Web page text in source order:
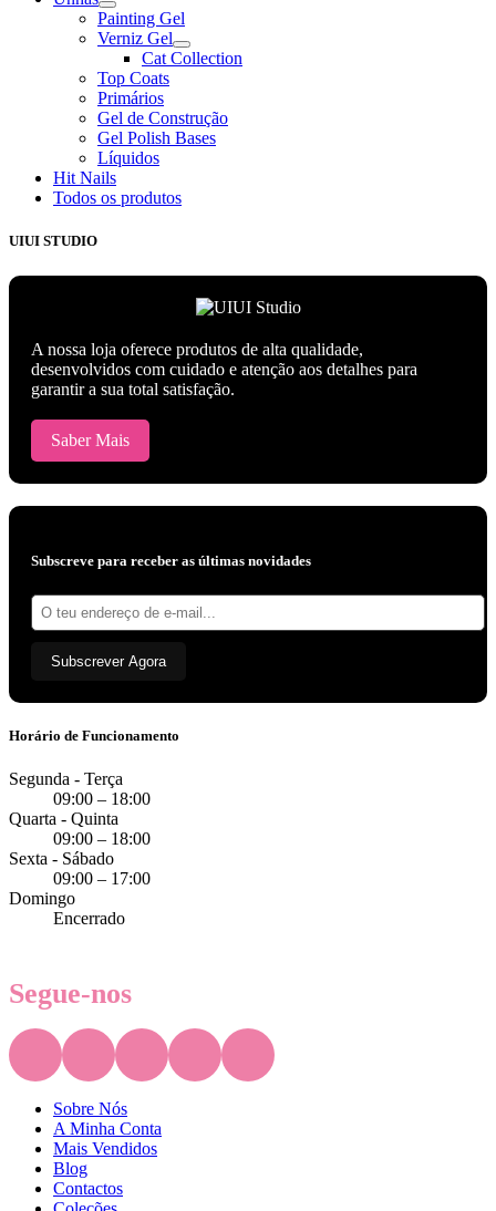
Show
sub
menu
Painting Gel
Verniz Gel
Show
sub
Cat Collection
Top Coats
Primários
Gel de Construção
Gel Polish Bases
Líquidos
Hit Nails
Todos os produtos
UIUI STUDIO
A nossa loja oferece produtos de alta qualidade,
desenvolvidos com cuidado e atenção aos detalhes para
garantir a sua total satisfação.
Saber Mais
Subscreve para receber as últimas novidades
Endereço
de
mail:Subscrever Agora
Horário de Funcionamento
Segunda - Terça
09:00 – 18:00
Quarta - Quinta
09:00 – 18:00
Sexta - Sábado
09:00 – 17:00
Domingo
Encerrado
Segue-nos
Sobre Nós
A Minha Conta
Mais Vendidos
Blog
Contactos